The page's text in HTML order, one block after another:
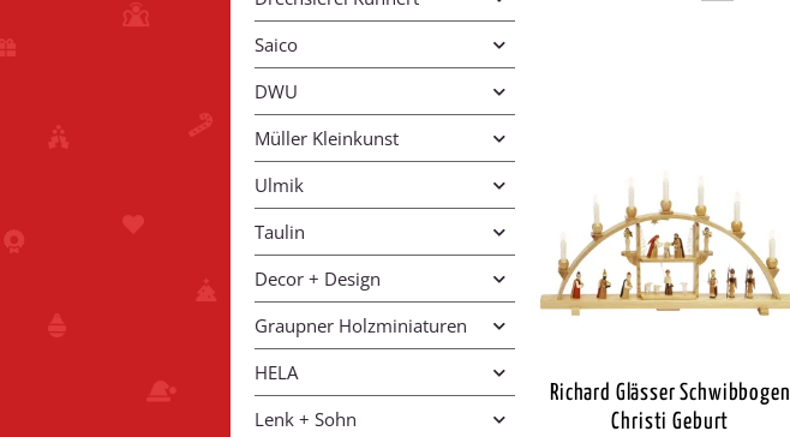
Richard Glässer Schwibbogen
Christi Geburt
Saico
DWU
Müller Kleinkunst
Ulmik
Taulin
Decor + Design
Graupner Holzminiaturen
HELA
Lenk + Sohn